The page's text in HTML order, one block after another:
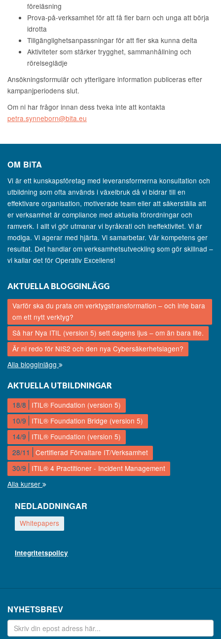
föreläsning
Prova-på-verksamhet för att få fler barn och unga att börja
idrotta
Tillgänglighetsanpassningar för att fler ska kunna delta
Aktiviteter som stärker trygghet, sammanhållning och
rörelseglädje
Ansökningsformulär och ytterligare information publiceras efter
kampanjperiodens slut.
Om ni har frågor innan dess tveka inte att kontakta
petra.synneborn@bita.eu
OM BiTA
Vi är ett kunskapsföretag med leveransformerna konsultation och
utbildning som ofta används i växelbruk då vi bidrar till en
effektivare organisation, motiverade team eller att säkerställa att
er verksamhet är compliance med aktuella förordningar och
ramverk. I allt vi gör utmanar vi byråkrati och ineffektivitet. Vi är
modiga. Vi agerar med hjärta. Vi samarbetar. Vår kompetens ger
resultat. Det handlar om verksamhetsutveckling som gör skillnad –
vi kallar det för Operativ Excellens!
AKTUELLA BLOGGINLÄGG
Varför ska du prata om verktygstransformation – och inte bara
om ett nytt verktyg?
Så har Nya ITIL (version 5) sett dagens ljus – om än bara lite.
Är ni redo för NIS2 och den nya Cybersäkerhetslagen?
Alla blogginlägg
AKTUELLA UTBILDNINGAR
18/8
ITIL® Foundation (version 5)
10/9
ITIL® Foundation Bridge (version 5)
14/9
ITIL® Foundation (version 5)
28/11
Certifierad Förvaltare IT/Verksamhet
30/9
ITIL® 4 Practitioner - Incident Management
Alla kurser
NEDLADDNINGAR
Whitepapers
Integritetspolicy
NYHETSBREV